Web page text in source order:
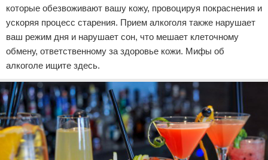
которые обезвоживают вашу кожу, провоцируя покраснения и
ускоряя процесс старения. Прием алкоголя также нарушает
ваш режим дня и нарушает сон, что мешает клеточному
обмену, ответственному за здоровье кожи. Мифы об
алкоголе ищите здесь.